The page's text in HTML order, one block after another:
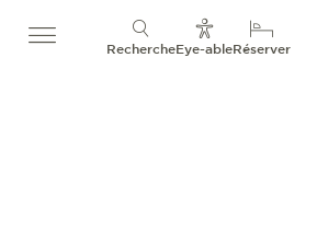
RechercheEye-ableRéserver